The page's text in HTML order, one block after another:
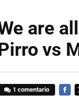
are
vs
1 comentario